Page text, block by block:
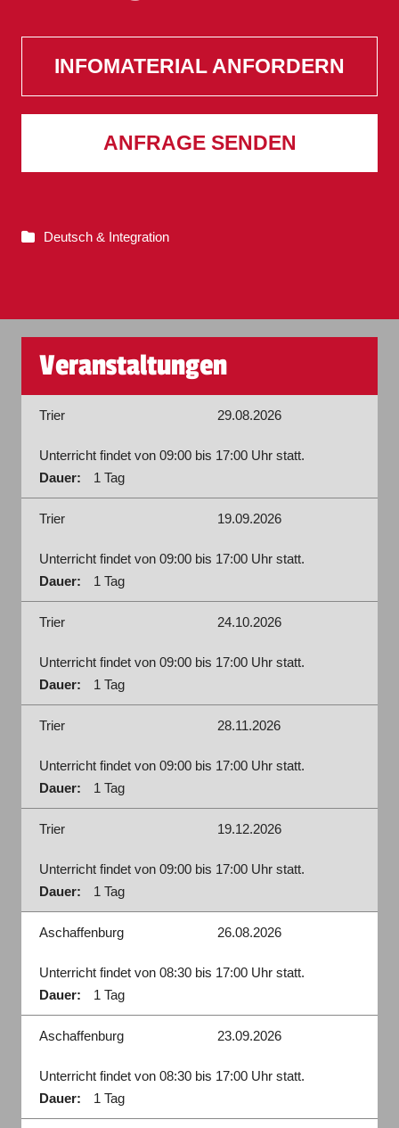
INFOMATERIAL ANFORDERN
ANFRAGE SENDEN
Deutsch & Integration
Veranstaltungen
Aschaffenburg 26.08.2026
Unterricht findet von 08:30 bis 17:00 Uhr statt.
Dauer:
1 Tag
Aschaffenburg 23.09.2026
Unterricht findet von 08:30 bis 17:00 Uhr statt.
Dauer:
1 Tag
Trier 29.08.2026
Unterricht findet von 09:00 bis 17:00 Uhr statt.
Dauer:
1 Tag
Trier 19.09.2026
Unterricht findet von 09:00 bis 17:00 Uhr statt.
Dauer:
1 Tag
Trier 24.10.2026
Unterricht findet von 09:00 bis 17:00 Uhr statt.
Dauer:
1 Tag
Trier 28.11.2026
Unterricht findet von 09:00 bis 17:00 Uhr statt.
Dauer:
1 Tag
Trier 19.12.2026
Unterricht findet von 09:00 bis 17:00 Uhr statt.
Dauer:
1 Tag